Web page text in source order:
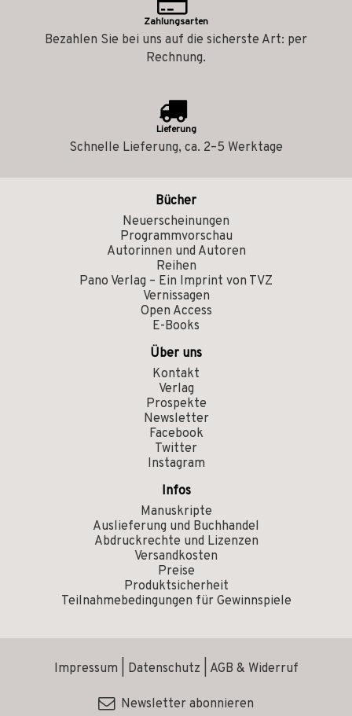
Zahlungsarten
Bezahlen Sie bei uns auf die sicherste Art: per
Rechnung.
Lieferung
Schnelle Lieferung, ca. 2–5 Werktage
Bücher
Neuerscheinungen
Programmvorschau
Autorinnen und Autoren
Reihen
Pano Verlag – Ein Imprint von TVZ
Vernissagen
Open Access
E-Books
Über uns
Kontakt
Verlag
Prospekte
Newsletter
Facebook
Twitter
Instagram
Infos
Manuskripte
Auslieferung und Buchhandel
Abdruckrechte und Lizenzen
Versandkosten
Preise
Produktsicherheit
Teilnahmebedingungen für Gewinnspiele
Impressum Datenschutz AGB & Widerruf
Newsletter abonnieren